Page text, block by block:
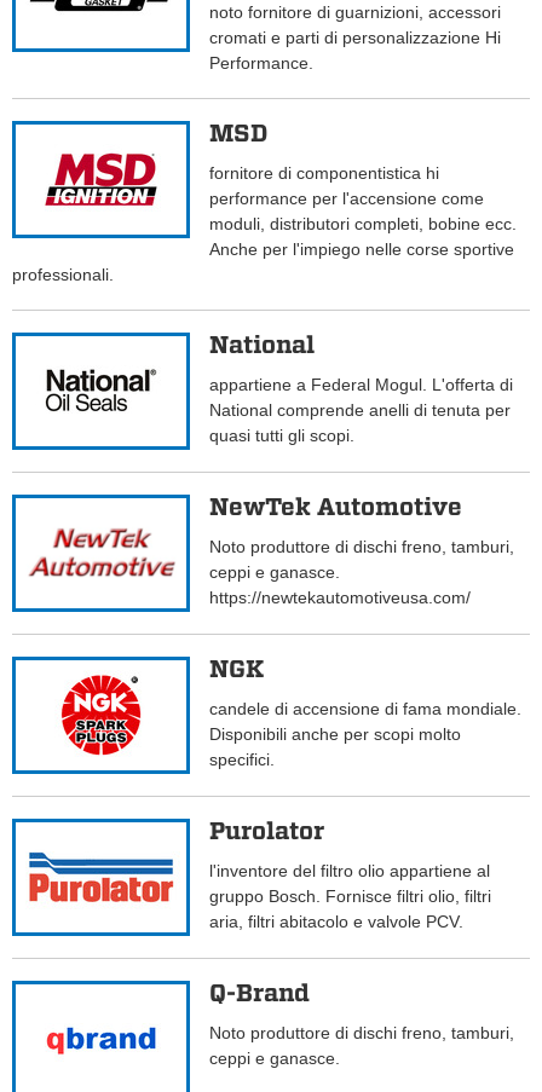
noto fornitore di guarnizioni, accessori
cromati e parti di personalizzazione Hi
Performance.
MSD
fornitore di componentistica hi
performance per l'accensione come
moduli, distributori completi, bobine ecc.
Anche per l'impiego nelle corse sportive
professionali.
National
appartiene a Federal Mogul. L'offerta di
National comprende anelli di tenuta per
quasi tutti gli scopi.
NewTek Automotive
Noto produttore di dischi freno, tamburi,
ceppi e ganasce.
https://newtekautomotiveusa.com/
NGK
candele di accensione di fama mondiale.
Disponibili anche per scopi molto
specifici.
Purolator
l'inventore del filtro olio appartiene al
gruppo Bosch. Fornisce filtri olio, filtri
aria, filtri abitacolo e valvole PCV.
Q-Brand
Noto produttore di dischi freno, tamburi,
ceppi e ganasce.